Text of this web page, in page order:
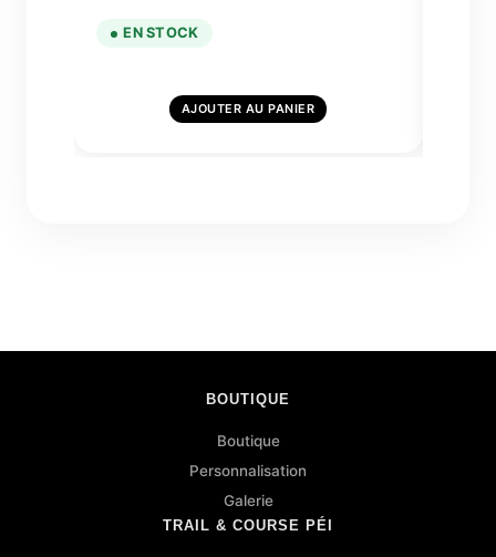
EN STOCK
AJOUTER AU PANIER
BOUTIQUE
Boutique
Personnalisation
Galerie
TRAIL & COURSE PÉI